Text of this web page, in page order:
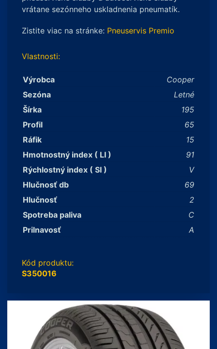
vrátane sezónneho uskladnenia pneumatík.
Zistite viac na stránke: Pneuservis Premio
Vlastnosti:
Výrobca
Cooper
Sezóna
Letné
Šírka
195
Profil
65
Ráfik
15
Hmotnostný index ( LI )
91
Rýchlostný index ( SI )
V
Hlučnosť db
69
Hlučnosť
2
Spotreba paliva
C
Prilnavosť
A
Kód produktu:
S350016